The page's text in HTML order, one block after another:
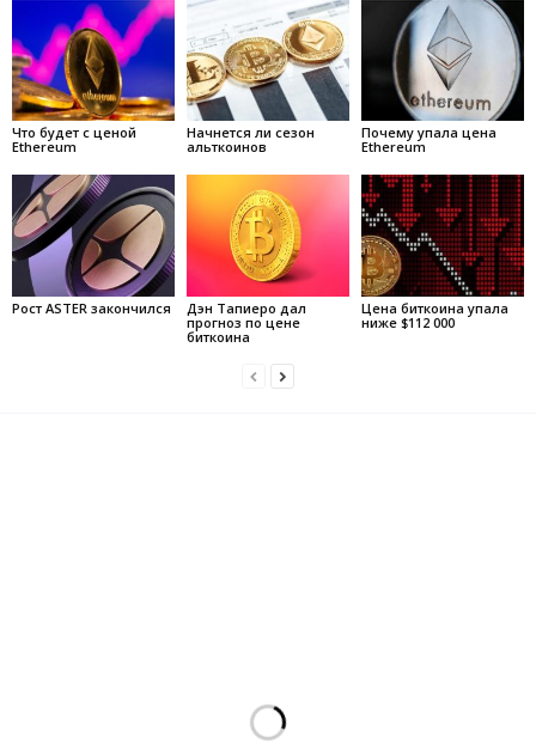
Что будет с ценой
Ethereum
Начнется ли сезон
альткоинов
Почему упала цена
Ethereum
Рост ASTER закончился
Дэн Тапиеро дал
прогноз по цене
биткоина
Цена биткоина упала
ниже $112 000